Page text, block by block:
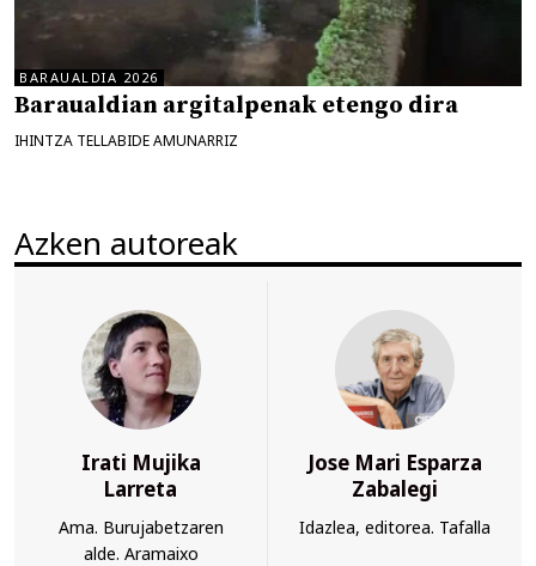
BARAUALDIA 2026
Baraualdian argitalpenak etengo dira
IHINTZA TELLABIDE AMUNARRIZ
Azken autoreak
Irati Mujika
Larreta
Ama. Burujabetzaren
alde. Aramaixo
Jose Mari Esparza
Zabalegi
Idazlea, editorea. Tafalla